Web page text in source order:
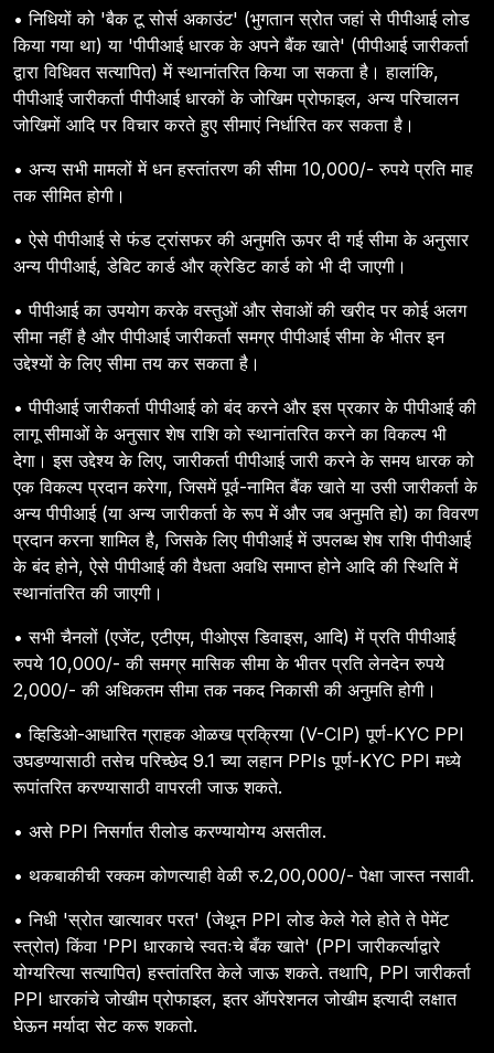
• निधियों को 'बैक टू सोर्स अकाउंट' (भुगतान स्रोत जहां से पीपीआई लोड
किया गया था) या 'पीपीआई धारक के अपने बैंक खाते' (पीपीआई जारीकर्ता
द्वारा विधिवत सत्यापित) में स्थानांतरित किया जा सकता है। हालांकि,
पीपीआई जारीकर्ता पीपीआई धारकों के जोखिम प्रोफाइल, अन्य परिचालन
जोखिमों आदि पर विचार करते हुए सीमाएं निर्धारित कर सकता है।
• अन्य सभी मामलों में धन हस्तांतरण की सीमा 10,000/- रुपये प्रति माह
तक सीमित होगी।
• ऐसे पीपीआई से फंड ट्रांसफर की अनुमति ऊपर दी गई सीमा के अनुसार
अन्य पीपीआई, डेबिट कार्ड और क्रेडिट कार्ड को भी दी जाएगी।
• पीपीआई का उपयोग करके वस्तुओं और सेवाओं की खरीद पर कोई अलग
सीमा नहीं है और पीपीआई जारीकर्ता समग्र पीपीआई सीमा के भीतर इन
उद्देश्यों के लिए सीमा तय कर सकता है।
• पीपीआई जारीकर्ता पीपीआई को बंद करने और इस प्रकार के पीपीआई की
लागू सीमाओं के अनुसार शेष राशि को स्थानांतरित करने का विकल्प भी
देगा। इस उद्देश्य के लिए, जारीकर्ता पीपीआई जारी करने के समय धारक को
एक विकल्प प्रदान करेगा, जिसमें पूर्व-नामित बैंक खाते या उसी जारीकर्ता के
अन्य पीपीआई (या अन्य जारीकर्ता के रूप में और जब अनुमति हो) का विवरण
प्रदान करना शामिल है, जिसके लिए पीपीआई में उपलब्ध शेष राशि पीपीआई
के बंद होने, ऐसे पीपीआई की वैधता अवधि समाप्त होने आदि की स्थिति में
स्थानांतरित की जाएगी।
• सभी चैनलों (एजेंट, एटीएम, पीओएस डिवाइस, आदि) में प्रति पीपीआई
रुपये 10,000/- की समग्र मासिक सीमा के भीतर प्रति लेनदेन रुपये
2,000/- की अधिकतम सीमा तक नकद निकासी की अनुमति होगी।
• व्हिडिओ-आधारित ग्राहक ओळख प्रक्रिया (V-CIP) पूर्ण-KYC PPI
उघडण्यासाठी तसेच परिच्छेद 9.1 च्या लहान PPIs पूर्ण-KYC PPI मध्ये
रूपांतरित करण्यासाठी वापरली जाऊ शकते.
• असे PPI निसर्गात रीलोड करण्यायोग्य असतील.
• थकबाकीची रक्कम कोणत्याही वेळी रु.2,00,000/- पेक्षा जास्त नसावी.
• निधी 'स्रोत खात्यावर परत' (जेथून PPI लोड केले गेले होते ते पेमेंट
स्त्रोत) किंवा 'PPI धारकाचे स्वतःचे बँक खाते' (PPI जारीकर्त्याद्वारे
योग्यरित्या सत्यापित) हस्तांतरित केले जाऊ शकते. तथापि, PPI जारीकर्ता
PPI धारकांचे जोखीम प्रोफाइल, इतर ऑपरेशनल जोखीम इत्यादी लक्षात
घेऊन मर्यादा सेट करू शकतो.